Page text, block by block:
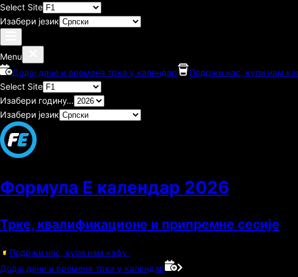
Select Site
Изабери језик
Menu
Додај дане и времена трка у календар
Подржи нас, купи нам
Select Site
Изабери годину…
Изабери језик
Формула E календар 2026
Трке, квалификационе и припремне сесије
Подржи нас, купи нам кафу.
Додај дане и времена трка у календар